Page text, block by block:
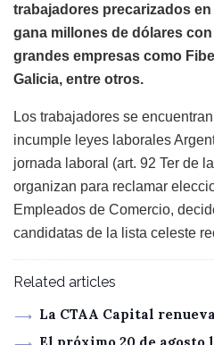
trabajadores precarizados
gana millones de dólares
grandes empresas como
Galicia, entre otros.
Los trabajadores se
incumple leyes laborales
jornada laboral (art. 92 Ter de
organizan para reclamar
Empleados de Comercio,
candidatas de la lista celeste
Related articles
La CTAA Capital